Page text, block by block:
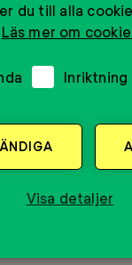
ett väldigt
du till alla
Läs mer om
Inriktning
Visa detaljer